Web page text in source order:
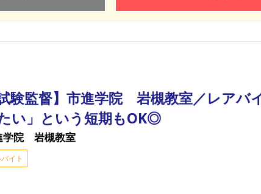
試験監督】市進学院 岩槻教室／レアバ
い」という短期もOK◎
学院 岩槻教室
イト